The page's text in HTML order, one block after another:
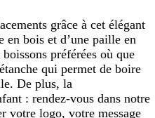
grâce à cet élégant
en bois et d’une paille en
préférées où que
qui permet de boire
De plus, la
: rendez-vous dans notre
votre logo, votre message